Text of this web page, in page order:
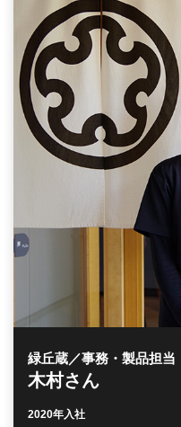
緑丘蔵／事務・製品担当
木村さん
2020年入社